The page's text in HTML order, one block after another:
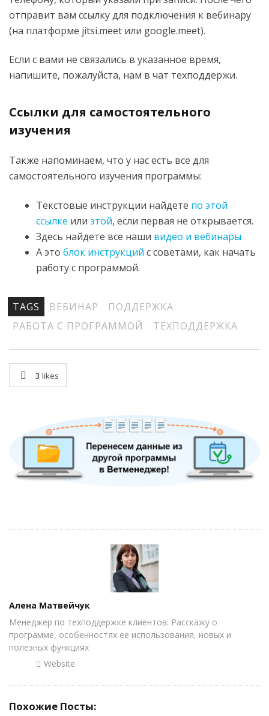
отправит вам ссылку для подключения к вебинару
(на платформе jitsi.meet или google.meet).
Если с вами не связались в указанное время,
напишите, пожалуйста, нам в чат техподдержи.
Ссылки для самостоятельного
изучения
Также напоминаем, что у нас есть все для
самостоятельного изучения программы:
Текстовые инструкции найдете по этой
ссылке или этой, если первая не открывается.
Здесь найдете все наши видео и вебинары
А это блок инструкций с советами, как начать
работу с программой.
TAGS ВЕБИНАР
ПОДДЕРЖКА
РАБОТА С ПРОГРАММОЙ
ТЕХПОДДЕРЖКА
3 likes
Author
Алена Матвейчук
Менеджер по техподдержке клиентов. Расскажу о
программе, особенностях ее использования, новых и
полезных функциях
Website
Похожие Посты: